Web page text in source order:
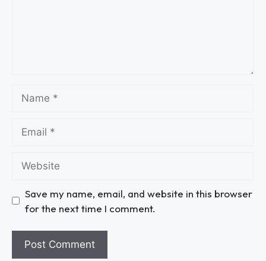
Save my name, email, and website in this browser
for the next time I comment.